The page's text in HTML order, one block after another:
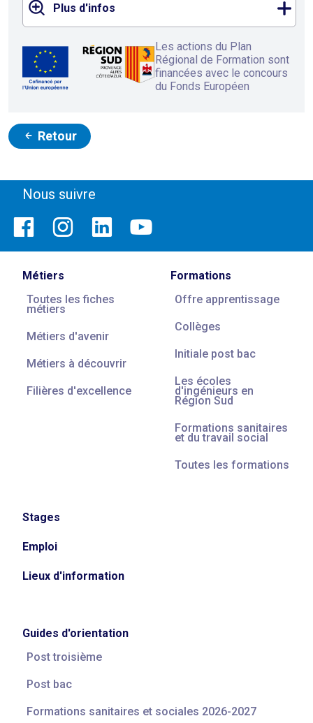
Plus d'infos
Les actions du Plan
Régional de Formation sont
financées avec le concours
du Fonds Européen
Retour
Nous suivre
Métiers
Toutes les fiches
métiers
Métiers d'avenir
Métiers à découvrir
Filières d'excellence
Formations
Offre apprentissage
Collèges
Initiale post bac
Les écoles
d'ingénieurs en
Région Sud
Formations sanitaires
et du travail social
Toutes les formations
Stages
Emploi
Lieux d'information
Guides d'orientation
Post troisième
Post bac
Formations sanitaires et sociales 2026-2027